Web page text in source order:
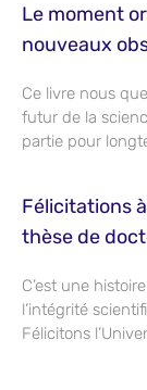
Le moment
nouveaux
Ce livre nous
futur de la
partie pour
Félicitations
thèse de
C’est une
l’intégrité
Félicitons